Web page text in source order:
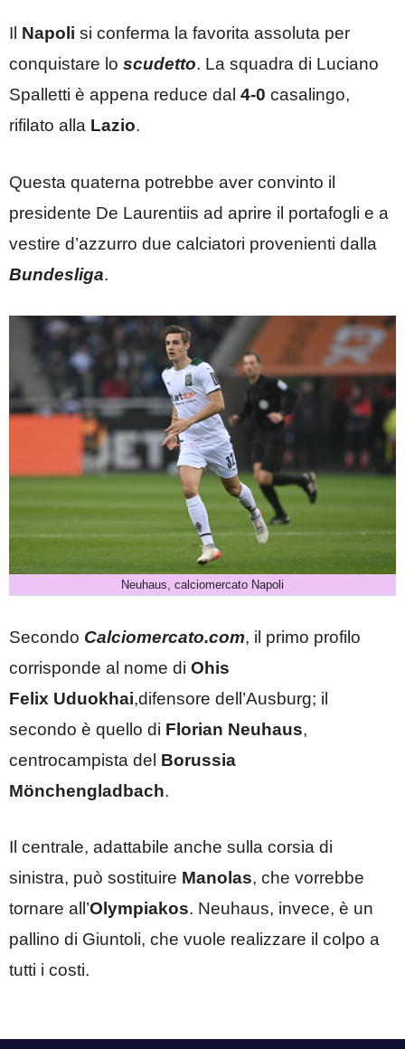
Il Napoli si conferma la favorita assoluta per
conquistare lo scudetto. La squadra di Luciano
Spalletti è appena reduce dal 4-0 casalingo,
rifilato alla Lazio.
Questa quaterna potrebbe aver convinto il
presidente De Laurentiis ad aprire il portafogli e a
vestire d’azzurro due calciatori provenienti dalla
Bundesliga.
Neuhaus, calciomercato Napoli
Secondo Calciomercato.com, il primo profilo
corrisponde al nome di Ohis
Felix Uduokhai,difensore dell’Ausburg; il
secondo è quello di Florian Neuhaus,
centrocampista del Borussia
Mönchengladbach.
Il centrale, adattabile anche sulla corsia di
sinistra, può sostituire Manolas, che vorrebbe
tornare all’Olympiakos. Neuhaus, invece, è un
pallino di Giuntoli, che vuole realizzare il colpo a
tutti i costi.